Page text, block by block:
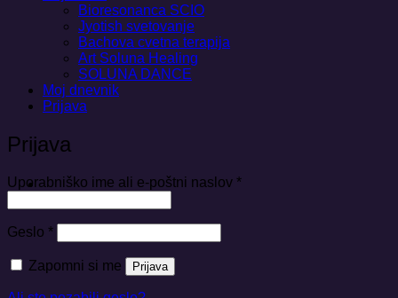
Bioresonanca SCIO
Jyotish svetovanje
Bachova cvetna terapija
Art Soluna Healing
SOLUNA DANCE
Moj dnevnik
Prijava
Prijava
Uporabniško ime ali e-poštni naslov *Zahtevano
Geslo *Zahtevano
Zapomni si me Prijava